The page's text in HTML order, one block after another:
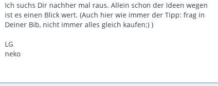
Ich suchs Dir nachher mal raus. Allein schon der Ideen wegen
ist es einen Blick wert. (Auch hier wie immer der Tipp: frag in
Deiner Bib, nicht immer alles gleich kaufen;) )
LG
neko